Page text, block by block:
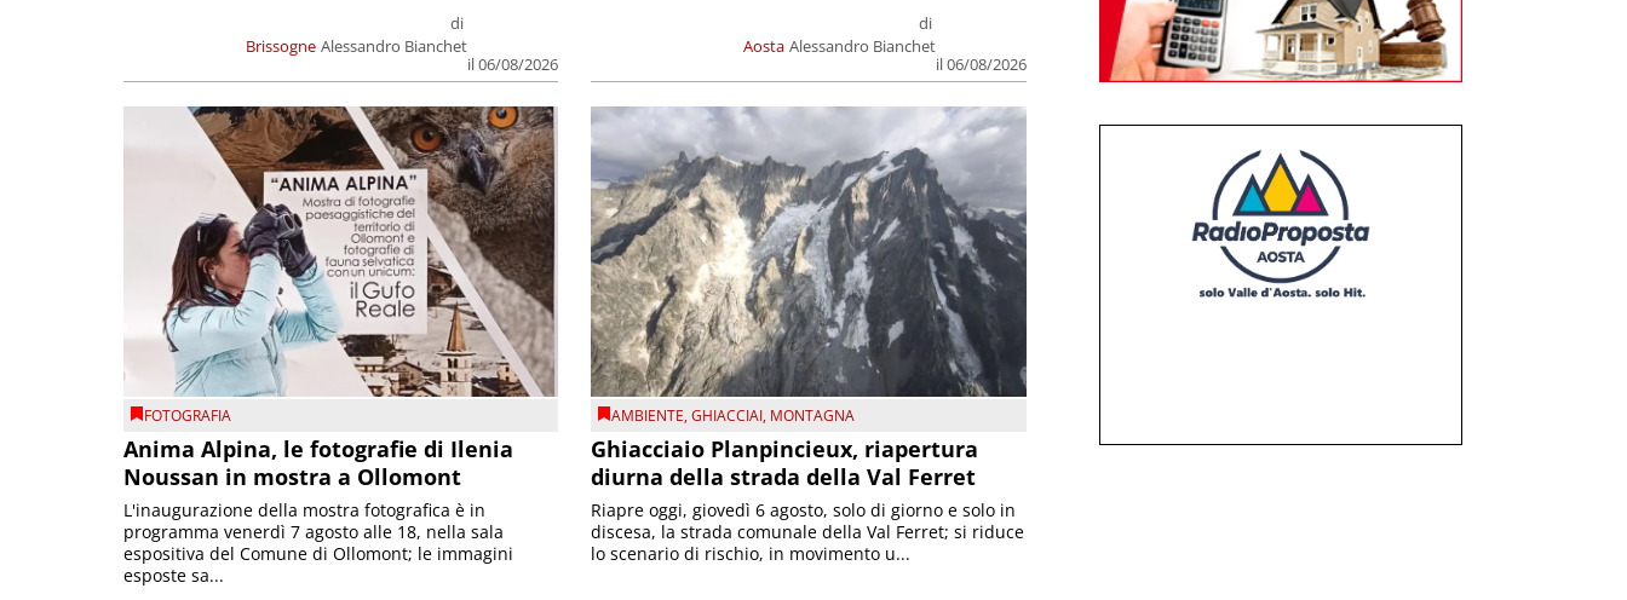
Brissogne
di
Alessandro Bianchet
il 06/08/2026
Aosta
di
Alessandro Bianchet
il 06/08/2026
FOTOGRAFIA
Anima Alpina, le fotografie di Ilenia
Noussan in mostra a Ollomont
L'inaugurazione della mostra fotografica è in
programma venerdì 7 agosto alle 18, nella sala
espositiva del Comune di Ollomont; le immagini
esposte sa...
AMBIENTE,GHIACCIAI, MONTAGNA
Ghiacciaio Planpincieux, riapertura
diurna della strada della Val Ferret
Riapre oggi, giovedì 6 agosto, solo di giorno e solo in
discesa, la strada comunale della Val Ferret; si riduce
lo scenario di rischio, in movimento u...